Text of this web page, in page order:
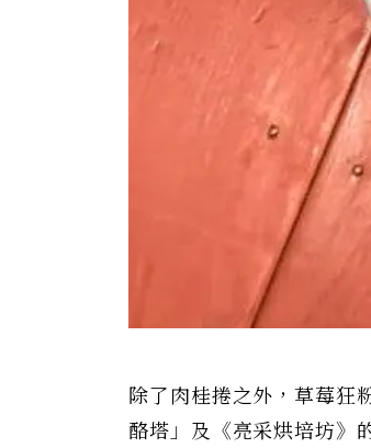
除了肉桂捲之外，草莓狂
酪塔」及《亮采烘培坊》